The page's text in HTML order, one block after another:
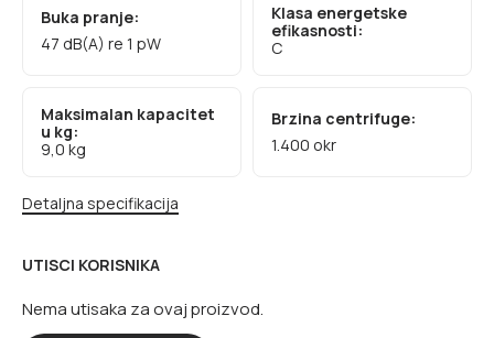
Buka pranje:
47 dB(A) re 1 pW
Klasa energetske
efikasnosti:
C
Maksimalan kapacitet
u kg:
9,0 kg
Brzina centrifuge:
1.400 okr
Detaljna specifikacija
UTISCI KORISNIKA
Nema utisaka za ovaj proizvod.